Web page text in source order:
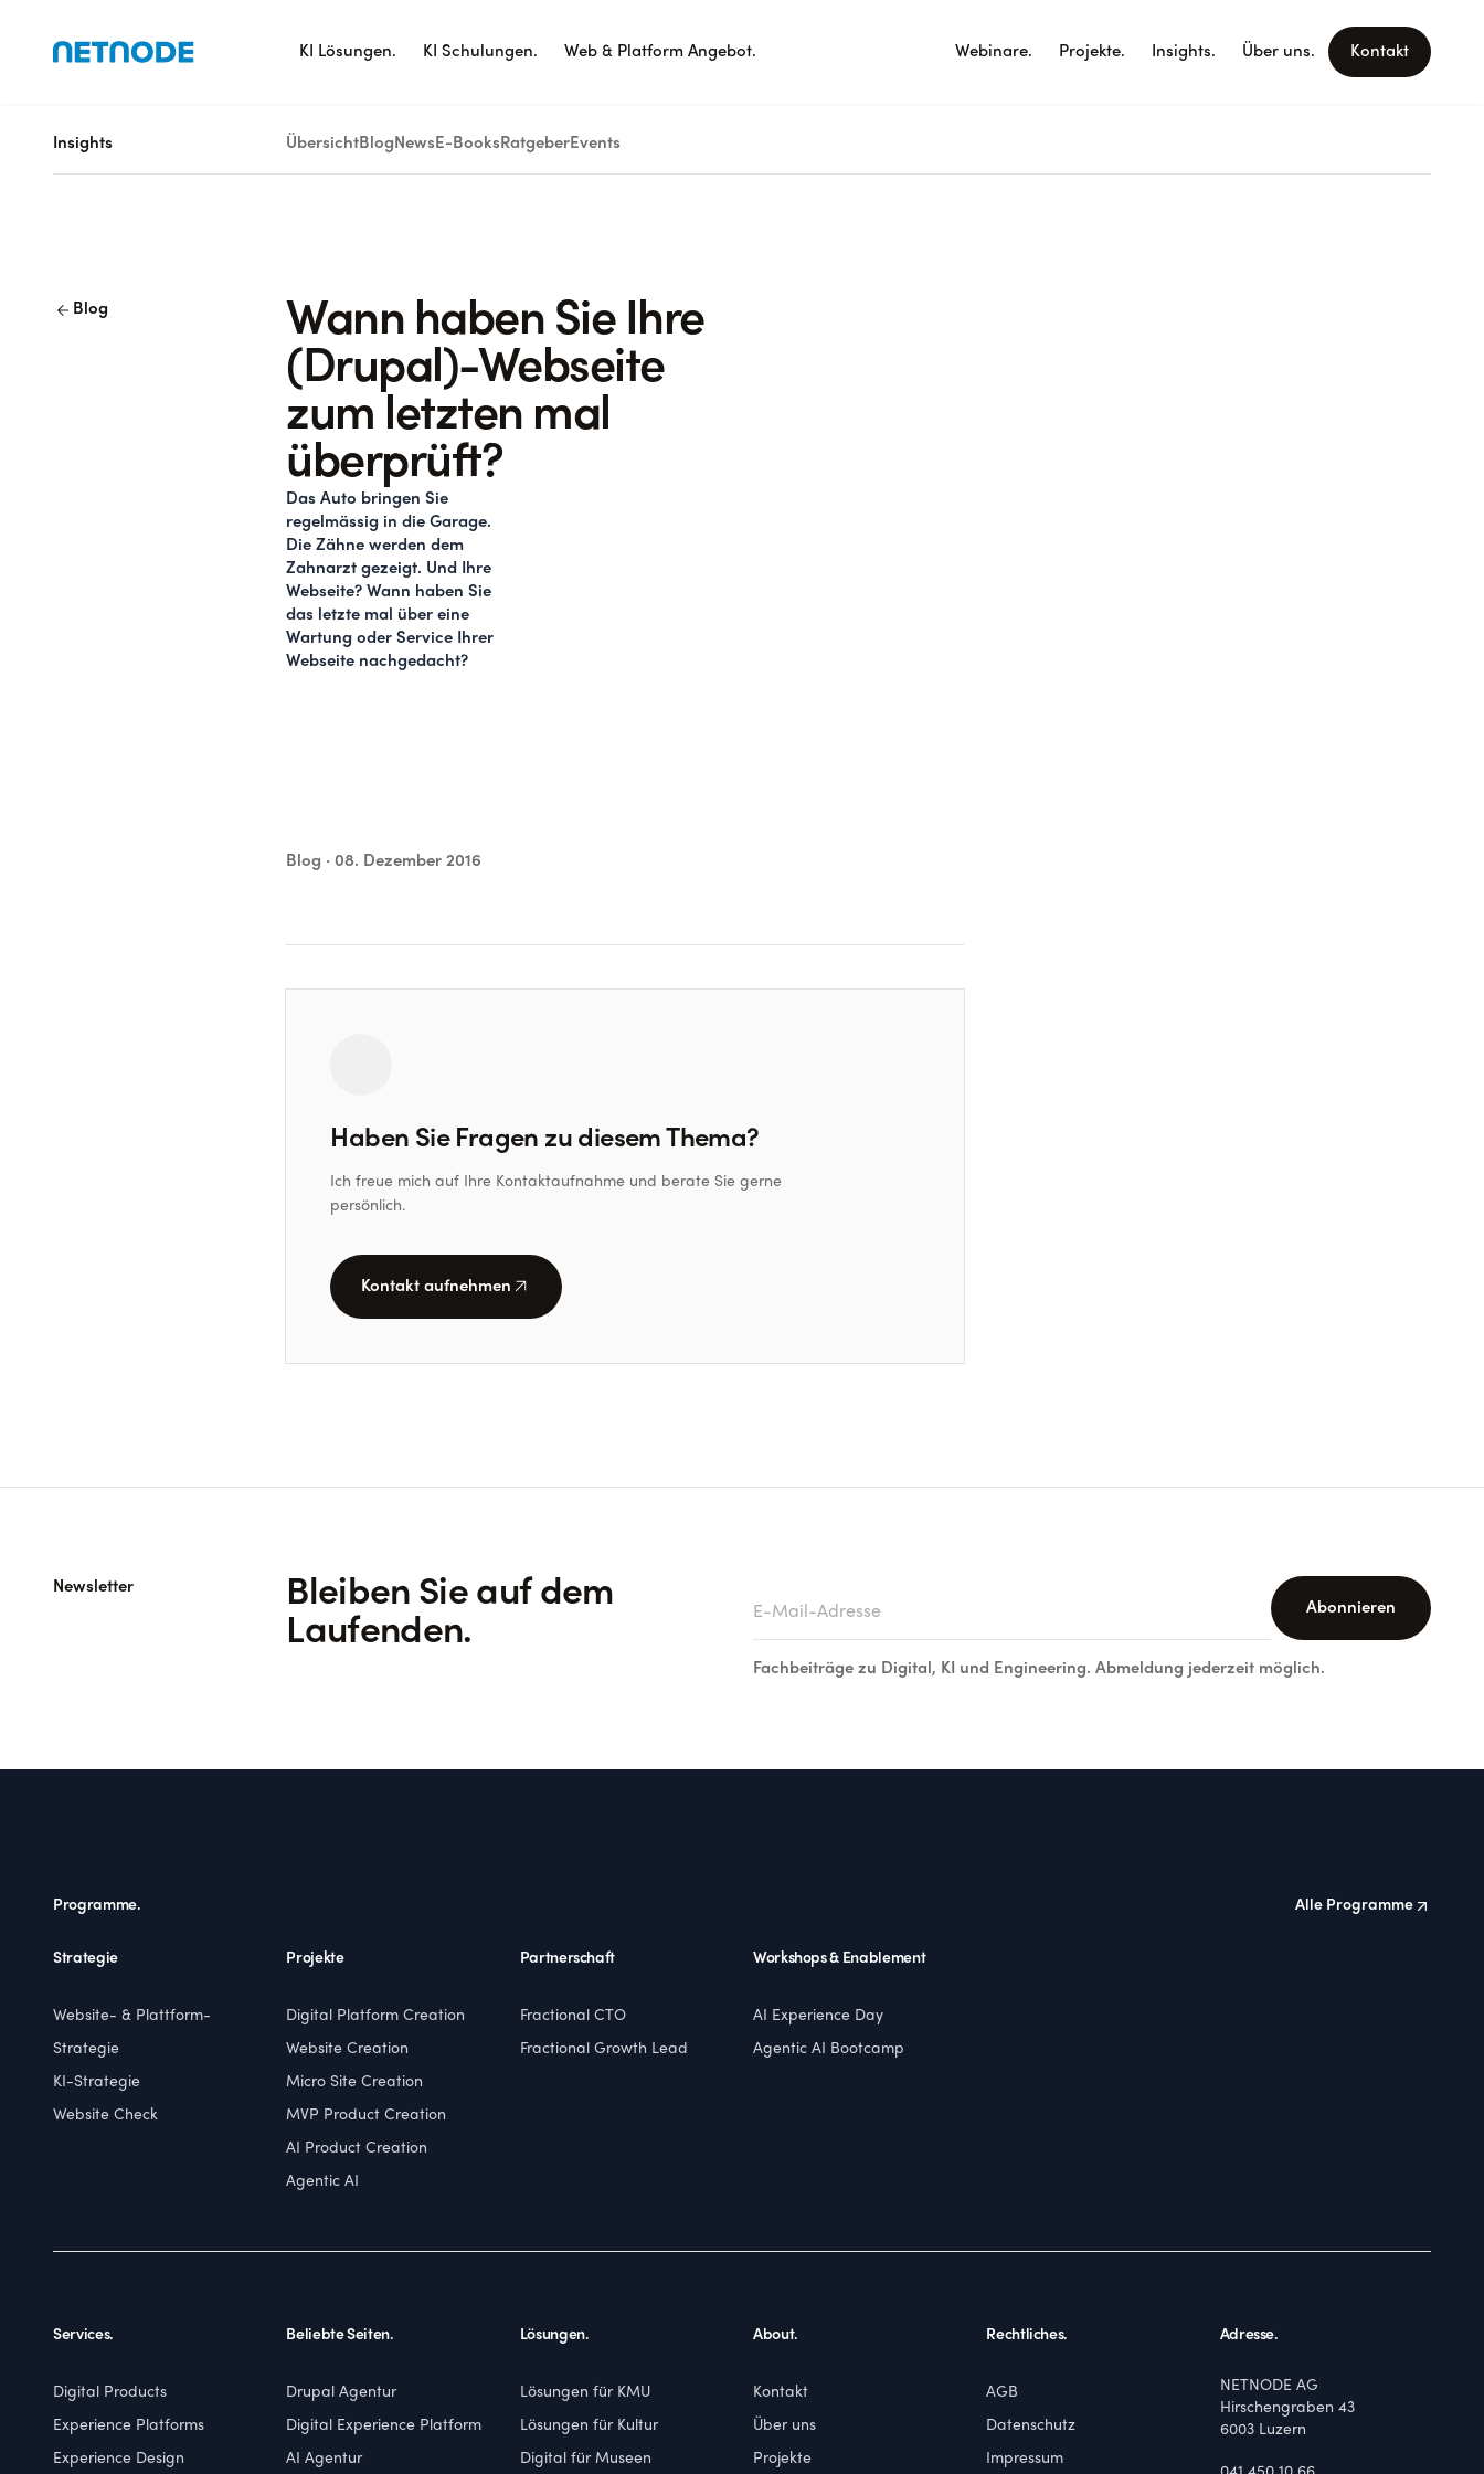
KI Lösungen. KI Schulungen. Web & Platform Angebot. Webinare. Projekte. Insights. Über uns. Kontakt
Insights Übersicht Blog News E-Books Ratgeber Events
arrow_back Blog
Wann haben Sie Ihre
(Drupal)-Webseite
zum letzten mal
überprüft?
Das Auto bringen Sie
regelmässig in die Garage.
Die Zähne werden dem
Zahnarzt gezeigt. Und Ihre
Webseite? Wann haben Sie
das letzte mal über eine
Wartung oder Service Ihrer
Webseite nachgedacht?
Blog · 08. Dezember 2016
Haben Sie Fragen zu diesem Thema?
Ich freue mich auf Ihre Kontaktaufnahme und berate Sie gerne
persönlich.
Kontakt aufnehmen arrow_outward
Newsletter
Bleiben Sie auf dem
Laufenden.
E-Mail-Adresse Abonnieren
Fachbeiträge zu Digital, KI und Engineering. Abmeldung jederzeit möglich.
Programme. Alle Programme
Strategie
Website- & Plattform-
Strategie
KI-Strategie
Website Check
Projekte
Digital Platform Creation
Website Creation
Micro Site Creation
MVP Product Creation
AI Product Creation
Agentic AI
Partnerschaft
Fractional CTO
Fractional Growth Lead
Workshops & Enablement
AI Experience Day
Agentic AI Bootcamp
Services.
Digital Products
Experience Platforms
Experience Design
Beliebte Seiten.
Drupal Agentur
Digital Experience Platform
AI Agentur
Lösungen.
Lösungen für KMU
Lösungen für Kultur
Digital für Museen
About.
Kontakt
Über uns
Projekte
Rechtliches.
AGB
Datenschutz
Impressum
Adresse.
NETNODE AG
Hirschengraben 43
6003 Luzern